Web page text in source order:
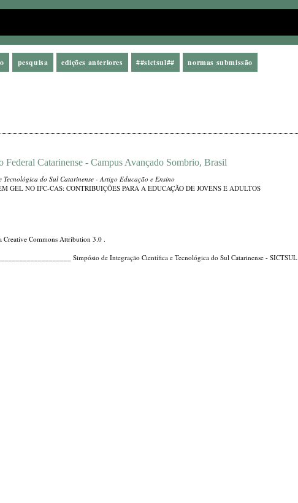
pesquisa edições anteriores ##sictsul## normas submissão
Catarinense - Campus Avançado Sombrio, Brasil
Tecnológica do Sul Catarinense - Artigo Educação e Ensino
GEL NO IFC-CAS: CONTRIBUIÇÕES PARA A EDUCAÇÃO DE JOVENS E ADULTOS
Creative Commons Attribution 3.0 .
Simpósio de Integração Científica e Tecnológica do Sul Catarinense - SICTSUL